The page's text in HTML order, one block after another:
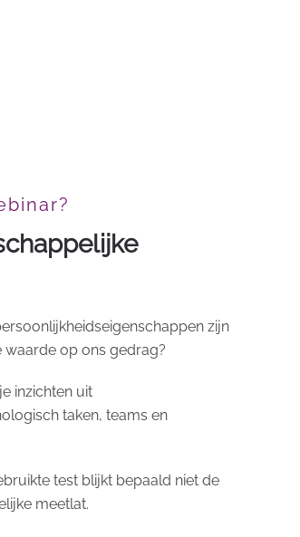
zijn
op ons gedrag?
inzichten uit
taken, teams en
test blijkt bepaald niet de
meetlat.